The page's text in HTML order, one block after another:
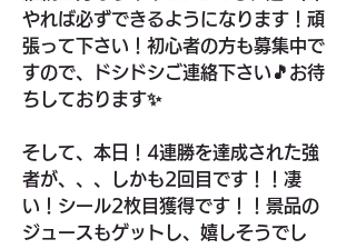
やれば必ずできるようになります！頑
張って下さい！初心者の方も募集中で
すので、ドシドシご連絡下さい🎵お待
ちしております✨
そして、本日！4連勝を達成された強
者が、、、しかも2回目です！！凄
い！シール2枚目獲得です！！景品の
ジュースもゲットし、嬉しそうでし